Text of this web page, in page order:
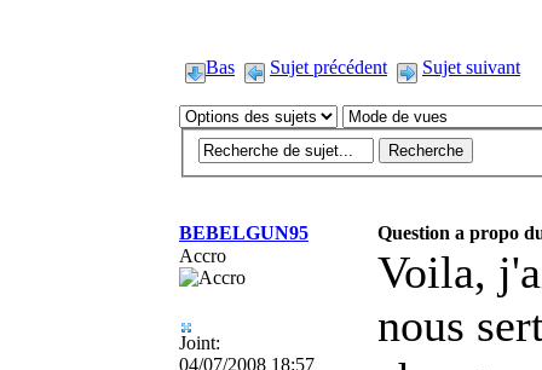
Bas Sujet précédent Sujet suivant
BEBELGUN95
Question a propo
Accro
Joint:
04/07/2008 18:57
Voila,
nous